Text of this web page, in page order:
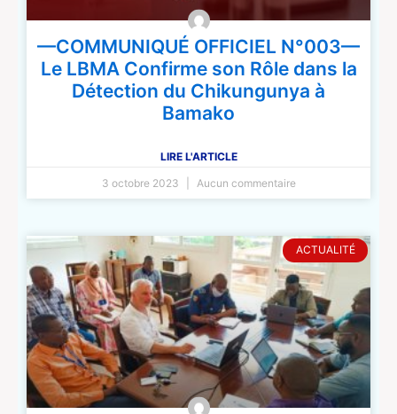
—COMMUNIQUÉ OFFICIEL N°003—
Le LBMA Confirme son Rôle dans la
Détection du Chikungunya à
Bamako
LIRE L'ARTICLE
3 octobre 2023
Aucun commentaire
ACTUALITÉ